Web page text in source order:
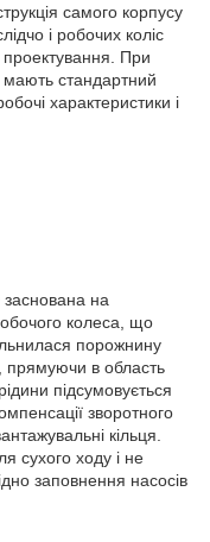
самого корпусу
і робочих коліс
проектування. При
мають стандартний
характеристики і
на
колеса, що
порожнину
прямуючи в область
підсумовується
зворотного
кільця.
сухого ходу і не
заповнення насосів